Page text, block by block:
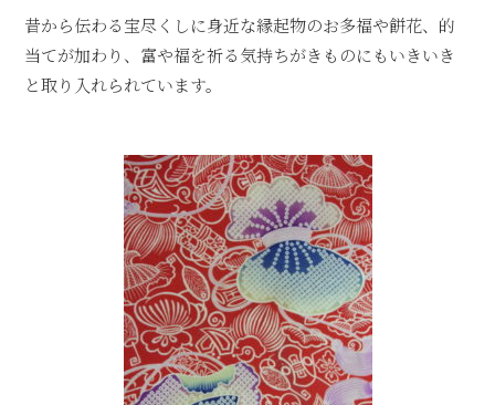
昔から伝わる宝尽くしに身近な縁起物のお多福や餅花、的
当てが加わり、富や福を祈る気持ちがきものにもいきいき
と取り入れられています。